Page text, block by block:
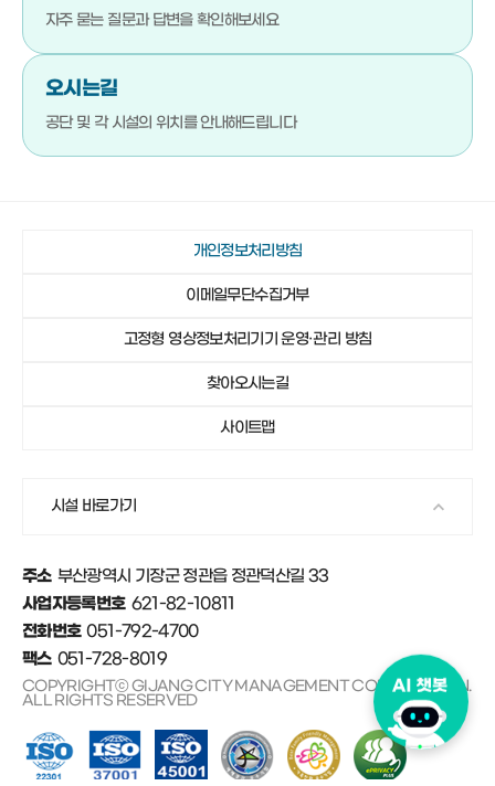
다행복한종합사회복지관
051-792-4990
일광야구체험관 및 실내야구연습장
051-792-4942
기장종합사회복지관
051-792-4910
051-792-4750
안데르센마을 및 동화마을
051-792-4671
자주 묻는 질문과 답변을확인해보세요
오시는길
공단 및 각 시설의 위치를안내해드립니다
개인정보처리방침
이메일무단수집거부
고정형 영상정보처리기기 운영·관리 방침
찾아오시는길
사이트맵
시설 바로가기
주소 부산광역시 기장군 정관읍 정관덕산길 33
사업자등록번호 621-82-10811
전화번호 051-792-4700
팩스 051-728-8019
COPYRIGHTⓒ GIJANG CITY MANAGEMENT CORPORATION.
ALL RIGHTS RESERVED